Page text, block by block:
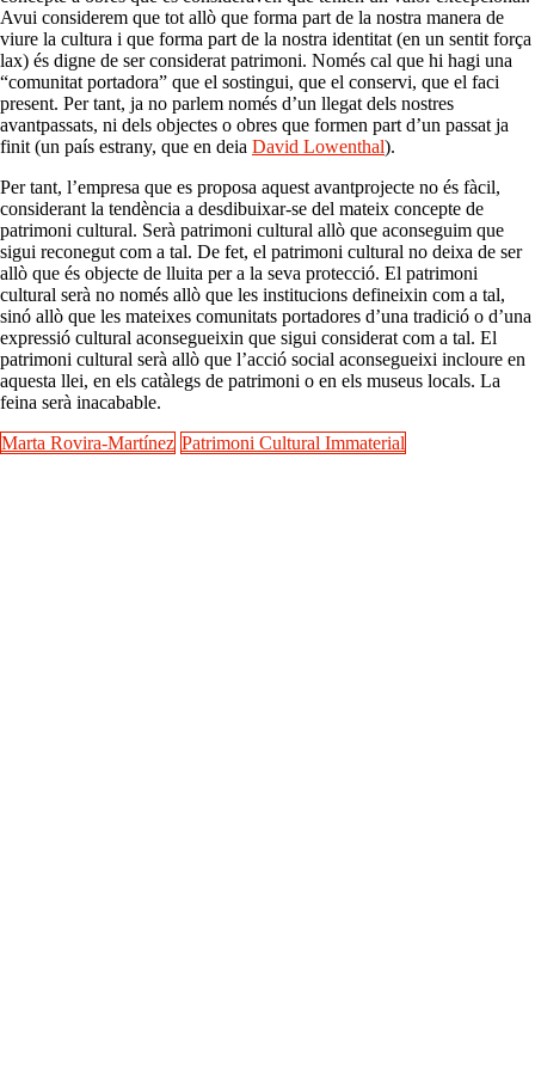
Avui considerem que tot allò que forma part de la nostra manera de
viure la cultura i que forma part de la nostra identitat (en un sentit força
lax) és digne de ser considerat patrimoni. Només cal que hi hagi una
“comunitat portadora” que el sostingui, que el conservi, que el faci
present. Per tant, ja no parlem només d’un llegat dels nostres
avantpassats, ni dels objectes o obres que formen part d’un passat ja
finit (un país estrany, que en deia David Lowenthal).
Per tant, l’empresa que es proposa aquest avantprojecte no és fàcil,
considerant la tendència a desdibuixar-se del mateix concepte de
patrimoni cultural. Serà patrimoni cultural allò que aconseguim que
sigui reconegut com a tal. De fet, el patrimoni cultural no deixa de ser
allò que és objecte de lluita per a la seva protecció. El patrimoni
cultural serà no només allò que les institucions defineixin com a tal,
sinó allò que les mateixes comunitats portadores d’una tradició o d’una
expressió cultural aconsegueixin que sigui considerat com a tal. El
patrimoni cultural serà allò que l’acció social aconsegueixi incloure en
aquesta llei, en els catàlegs de patrimoni o en els museus locals. La
feina serà inacabable.
Marta Rovira-Martínez Patrimoni Cultural Immaterial